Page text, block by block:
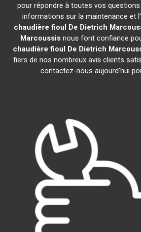
pour répondre à toutes vos
informations sur la maintenance et
chaudière fioul De Dietrich
Marcoussisnous font confiance
chaudière fioul De Dietrich
fiers de nos nombreux avis clients
contactez-nous aujourd'hui